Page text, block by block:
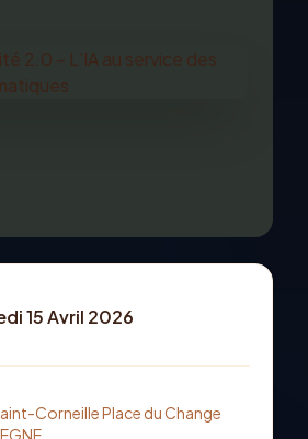
15 Avril 2026
Corneille Place du Change